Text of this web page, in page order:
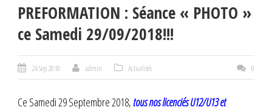
PREFORMATION : Séance « PHOTO »
ce Samedi 29/09/2018!!!
24 Sep 2018 admin Actualités 0
Ce Samedi 29 Septembre 2018,tous nos licenciés U12/U13 et